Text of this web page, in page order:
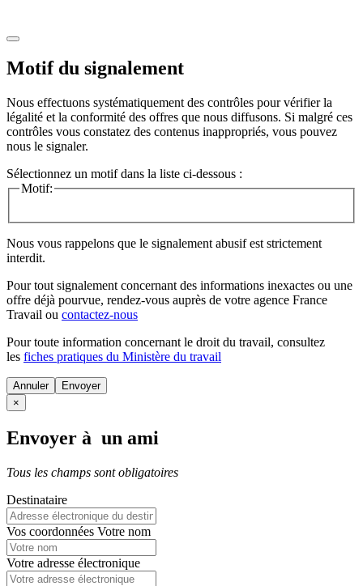
Motif du signalement
Nous effectuons systématiquement des contrôles pour vérifier la
légalité et la conformité des offres que nous diffusons. Si malgré ces
contrôles vous constatez des contenus inappropriés, vous pouvez
nous le signaler.
Sélectionnez un motif dans la liste ci-dessous :
Motif:
Nous vous rappelons que le signalement abusif est strictement
interdit.
Pour tout signalement concernant des informations inexactes ou une
offre déjà pourvue, rendez-vous auprès de votre agence France
Travail ou contactez-nous
Pour toute information concernant le droit du travail, consultez
les fiches pratiques du Ministère du travail
Annuler
×
Envoyer à un ami
Tous les champs sont obligatoires
Destinataire
Vos coordonnées Votre nom
Votre adresse électronique